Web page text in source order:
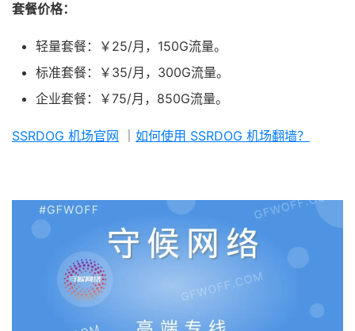
套餐价格：
轻量套餐：￥25/月，150G流量。
标准套餐：￥35/月，300G流量。
企业套餐：￥75/月，850G流量。
SSRDOG 机场官网 如何使用 SSRDOG 机场翻墙？